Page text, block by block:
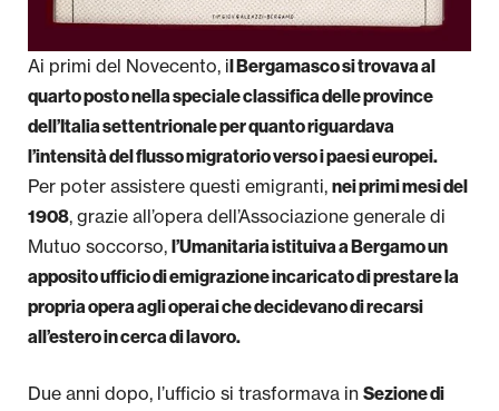
Ai primi del Novecento, il Bergamasco si trovava al
quarto posto nella speciale classifica delle province
dell’Italia settentrionale per quanto riguardava
l’intensità del flusso migratorio verso i paesi europei.
Per poter assistere questi emigranti, nei primi mesi del
1908, grazie all’opera dell’Associazione generale di
Mutuo soccorso, l’Umanitaria istituiva a Bergamo un
apposito ufficio di emigrazione incaricato di prestare la
propria opera agli operai che decidevano di recarsi
all’estero in cerca di lavoro.
Due anni dopo, l’ufficio si trasformava in Sezione di